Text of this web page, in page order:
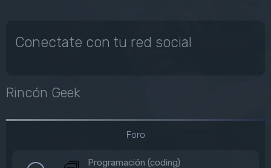
Conectate con tu red social
Rincón Geek
Foro
Programación (coding)